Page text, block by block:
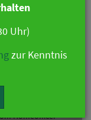
Homeoffice.
Uhr)
zur Kenntnis